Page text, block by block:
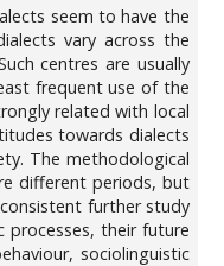
seem to have the
vary across the
centres are usually
frequent use of the
related with local
towards dialects
The methodological
different periods, but
further study
processes, their future
sociolinguistic